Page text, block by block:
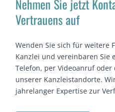
Nehmen Sie jetzt
Vertrauens auf
Wenden Sie sich für weitere
Kanzlei und vereinbaren Sie
Telefon, per Videoanruf
unserer Kanzleistandorte.
jahrelanger Expertise zur